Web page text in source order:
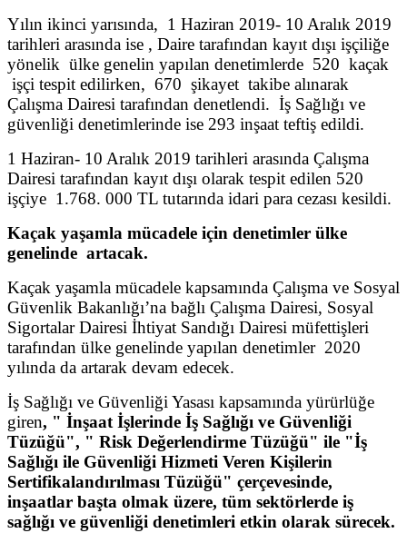
Yılın ikinci yarısında, 1 Haziran 2019- 10 Aralık 2019
tarihleri arasında ise , Daire tarafından kayıt dışı işçiliğe
yönelik ülke genelin yapılan denetimlerde 520 kaçak
işçi tespit edilirken, 670 şikayet takibe alınarak
Çalışma Dairesi tarafından denetlendi. İş Sağlığı ve
güvenliği denetimlerinde ise 293 inşaat teftiş edildi.
1 Haziran- 10 Aralık 2019 tarihleri arasında Çalışma
Dairesi tarafından kayıt dışı olarak tespit edilen 520
işçiye 1.768. 000 TL tutarında idari para cezası kesildi.
Kaçak yaşamla mücadele için denetimler ülke
genelinde artacak.
Kaçak yaşamla mücadele kapsamında Çalışma ve Sosyal
Güvenlik Bakanlığı’na bağlı Çalışma Dairesi, Sosyal
Sigortalar Dairesi İhtiyat Sandığı Dairesi müfettişleri
tarafından ülke genelinde yapılan denetimler 2020
yılında da artarak devam edecek.
İş Sağlığı ve Güvenliği Yasası kapsamında yürürlüğe
giren, " İnşaat İşlerinde İş Sağlığı ve Güvenliği
Tüzüğü", " Risk Değerlendirme Tüzüğü" ile "İş
Sağlığı ile Güvenliği Hizmeti Veren Kişilerin
Sertifikalandırılması Tüzüğü" çerçevesinde,
inşaatlar başta olmak üzere, tüm sektörlerde iş
sağlığı ve güvenliği denetimleri etkin olarak sürecek.